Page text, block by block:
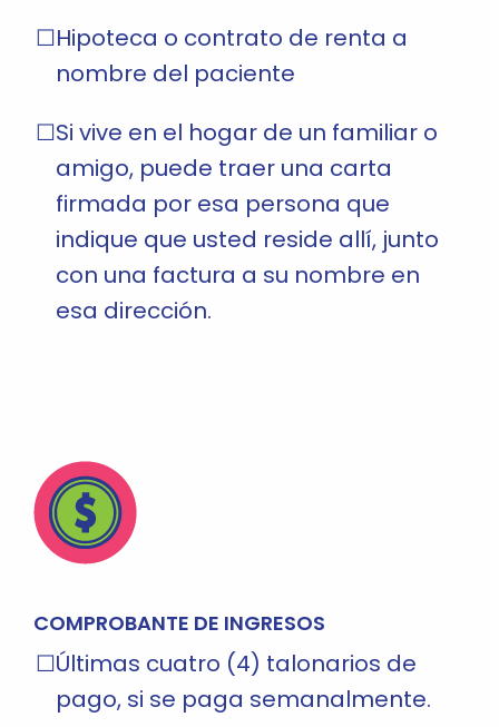
Hipoteca o contrato de renta a
nombre del paciente
Si vive en el hogar de un familiar o
amigo, puede traer una carta
firmada por esa persona que
indique que usted reside allí, junto
con una factura a su nombre en
esa dirección.
COMPROBANTE DE INGRESOS
Últimas cuatro (4) talonarios de
pago, si se paga semanalmente.